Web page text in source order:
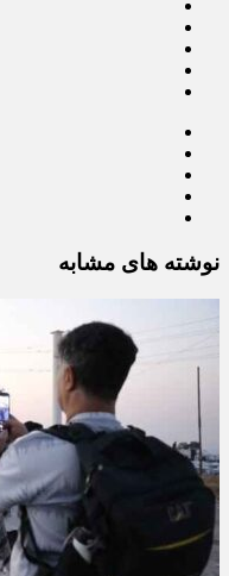
نوشته های مشابه